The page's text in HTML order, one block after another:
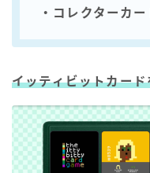
・コレクターカ
イッティビットカー